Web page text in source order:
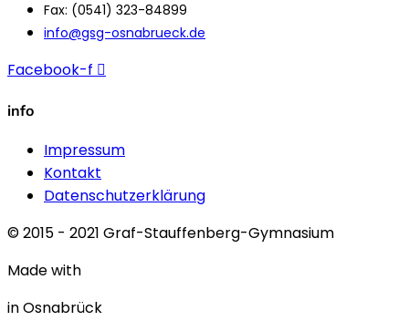
Fax: (0541) 323-84899
info@gsg-osnabrueck.de
Facebook-f
info
Impressum
Kontakt
Datenschutzerklärung
© 2015 - 2021 Graf-Stauffenberg-Gymnasium
Made with
in Osnabrück